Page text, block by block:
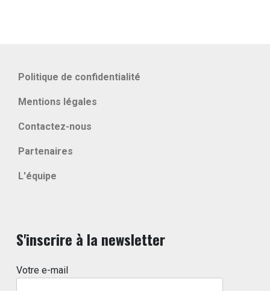
Politique de confidentialité
Mentions légales
Contactez-nous
Partenaires
L'équipe
S'inscrire à la newsletter
Votre e-mail